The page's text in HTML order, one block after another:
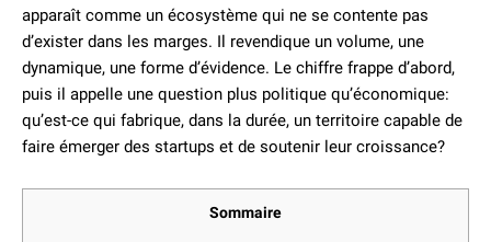
apparaît comme un écosystème qui ne se contente pas
d’exister dans les marges. Il revendique un volume, une
dynamique, une forme d’évidence. Le chiffre frappe d’abord,
puis il appelle une question plus politique qu’économique:
qu’est-ce qui fabrique, dans la durée, un territoire capable de
faire émerger des startups et de soutenir leur croissance?
Sommaire